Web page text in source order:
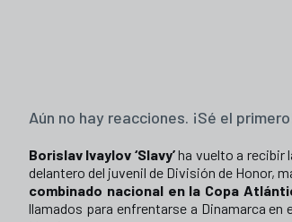
Aún no hay reacciones. ¡Sé el
Borislav Ivaylov ‘Slavy’ha vuelto a recibir
delantero del juvenil de División de Honor,
combinado nacional en la Copa
llamados para enfrentarse a Dinamarca